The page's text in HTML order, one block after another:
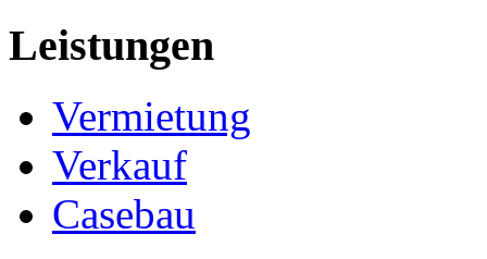
Leistungen
Vermietung
Verkauf
Casebau